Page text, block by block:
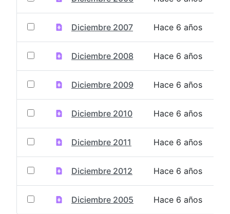
Diciembre 2007 Hace 6 años
Diciembre 2008 Hace 6 años
Diciembre 2009 Hace 6 años
Diciembre 2010 Hace 6 años
Diciembre 2011 Hace 6 años
Diciembre 2012 Hace 6 años
Diciembre 2005 Hace 6 años